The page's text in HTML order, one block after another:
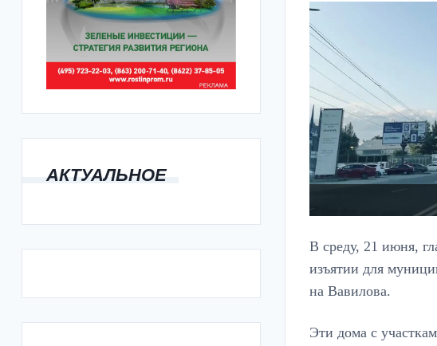
АКТУАЛЬНОЕ
В среду, 21 июня,
изъятии для
на Вавилова.
Эти дома с